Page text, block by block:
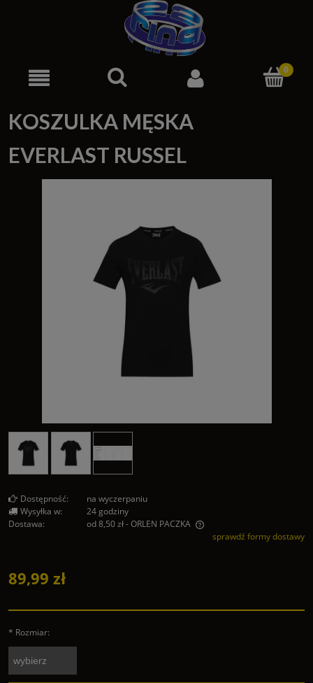
KOSZULKA MĘSKA
EVERLAST RUSSEL
Dostępność:
na wyczerpaniu
Wysyłka w:
24 godziny
Dostawa:
od 8,50 zł- ORLEN PACZKA
Cena nie zawiera ewentualnych kosztów płatnościsprawdź formy dostawy
89,99 zł
* Rozmiar: